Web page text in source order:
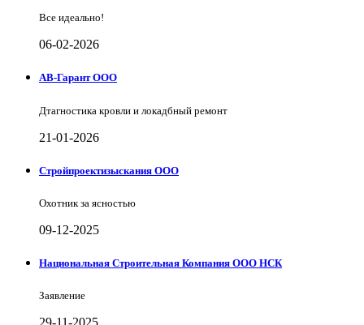
Все идеально!
06-02-2026
АВ-Гарант ООО
Дтагностика кровли и локадбный ремонт
21-01-2026
Стройпроектизыскания ООО
Охотник за ясностью
09-12-2025
Национальная Строительная Компания ООО НСК
Заявление